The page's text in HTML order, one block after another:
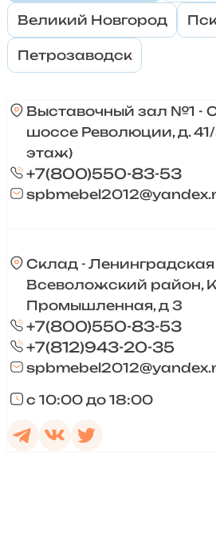
Великий Новгород
Петрозаводск
Выставочный зал №1 -
шоссе Революции, д.
этаж)
+7(800)550-83-53
Склад - Ленинградская
Всеволожский район,
Промышленная, д 3
+7(800)550-83-53
+7(812)943-20-35
с 10:00 до 18:00